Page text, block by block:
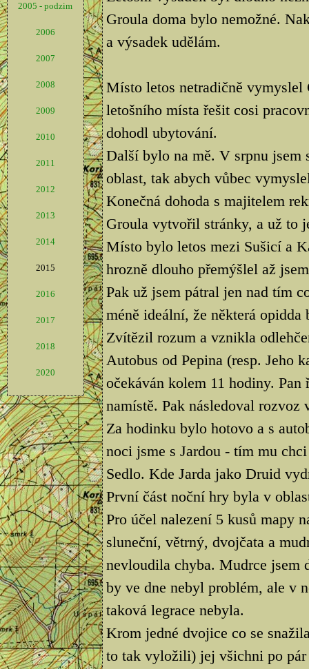
2005 - podzim
2006
2007
2008
2009
2010
2011
2012
2013
2014
2015
2016
2017
2018
2020
Groula doma bylo nemožné.
a výsadek udělám.
Místo letos netradičně
letošního místa řešit cosi
dohodl ubytování.
Další bylo na mě. V srpnu jsem
oblast, tak abych vůbec
Konečná dohoda s majitelem
Groula vytvořil stránky, a už to
Místo bylo letos mezi Sušicí a
hrozně dlouho přemýšlel až
Pak už jsem pátral jen nad tím
méně ideální, že některá
Zvítězil rozum a vznikla
Autobus od Pepina (resp. Jeho
očekáván kolem 11 hodiny.
namístě. Pak následoval
Za hodinku bylo hotovo a s
noci jsme s Jardou - tím mu
Sedlo. Kde Jarda jako Druid
První část noční hry byla v
Pro účel nalezení 5 kusů mapy
sluneční, větrný, dvojčata a
nevloudila chyba. Mudrce jsem
by ve dne nebyl problém, ale v
taková legrace nebyla.
Krom jedné dvojice co se
to tak vyložili) jej všichni po pár